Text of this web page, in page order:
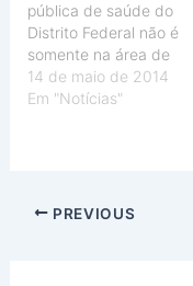
pública de saúde do
Distrito Federal não é
somente na área de
pediatria. O Hospital
Regional do Gama, que
anterior). O caos…
14 de maio de 2014
Em "Notícias"
PREVIOUS